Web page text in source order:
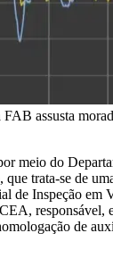
assusta
meio do
trata-se de
de Inspeção em
responsável,
de